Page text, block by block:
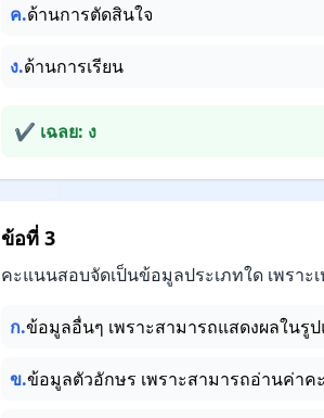
ค.ด้านการตัดสินใจ
ง.ด้านการเรียน
✔ เฉลย: ง
ข้อที่ 3
คะแนนสอบจัดเป็นข้อมูลประเภทใด เพราะ
ก.ข้อมูลอื่นๆ เพราะสามารถแสดงผลในรู
ข.ข้อมูลตัวอักษร เพราะสามารถอ่านค่าค